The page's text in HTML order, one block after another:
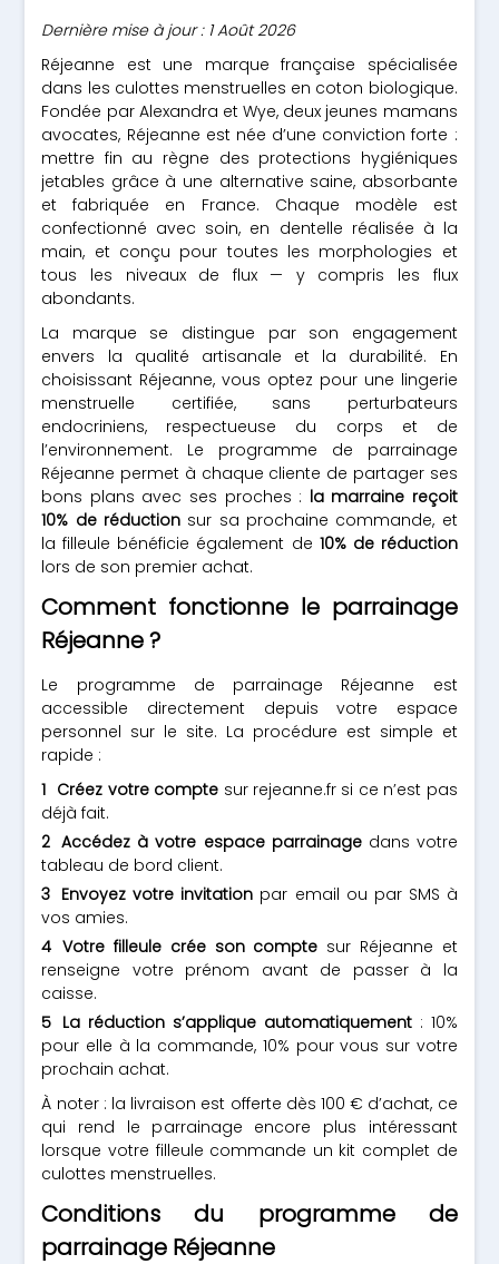
Dernière mise à jour : 1 Août 2026
Réjeanne est une marque française spécialisée
dans les culottes menstruelles en coton biologique.
Fondée par Alexandra et Wye, deux jeunes mamans
avocates, Réjeanne est née d’une conviction forte :
mettre fin au règne des protections hygiéniques
jetables grâce à une alternative saine, absorbante
et fabriquée en France. Chaque modèle est
confectionné avec soin, en dentelle réalisée à la
main, et conçu pour toutes les morphologies et
tous les niveaux de flux — y compris les flux
abondants.
La marque se distingue par son engagement
envers la qualité artisanale et la durabilité. En
choisissant Réjeanne, vous optez pour une lingerie
menstruelle certifiée, sans perturbateurs
endocriniens, respectueuse du corps et de
l’environnement. Le programme de parrainage
Réjeanne permet à chaque cliente de partager ses
bons plans avec ses proches : la marraine reçoit
10% de réduction sur sa prochaine commande, et
la filleule bénéficie également de 10% de réduction
lors de son premier achat.
Comment fonctionne le parrainage
Réjeanne ?
Le programme de parrainage Réjeanne est
accessible directement depuis votre espace
personnel sur le site. La procédure est simple et
rapide :
Créez votre compte sur rejeanne.fr si ce n’est pas
déjà fait.
Accédez à votre espace parrainagedans votre
tableau de bord client.
Envoyez votre invitation par email ou par SMS à
vos amies.
Votre filleule crée son compte sur Réjeanne et
renseigne votre prénom avant de passer à la
caisse.
La réduction s’applique automatiquement: 10%
pour elle à la commande, 10% pour vous sur votre
prochain achat.
À noter : la livraison est offerte dès 100 € d’achat, ce
qui rend le parrainage encore plus intéressant
lorsque votre filleule commande un kit complet de
culottes menstruelles.
Conditions du programme de
parrainage Réjeanne